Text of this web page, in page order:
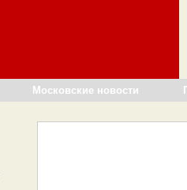
Московские новости